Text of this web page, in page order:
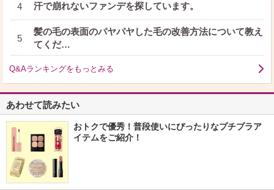
4 汗で崩れないファンデを探しています。
5
髪の毛の表面のパヤパヤした毛の改善方法について教え
てくだ…
Q&Aランキングをもっとみる
あわせて読みたい
おトクで優秀！普段使いにぴったりなプチプラア
イテムをご紹介！